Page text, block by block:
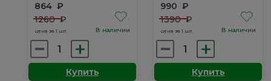
864 ₽
1260₽
цена за 1 шт. В наличии
Количество
товара
Купить
990 ₽
1390₽
цена за 1 шт. В наличии
Количество
товара
Купить